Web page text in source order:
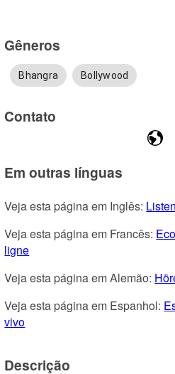
Gêneros
Bhangra Bollywood
Contato
Em outras línguas
Veja esta página em Inglês:
Veja esta página em Francês:
ligne
Veja esta página em Alemão:
Veja esta página em Espanhol:
vivo
Descrição